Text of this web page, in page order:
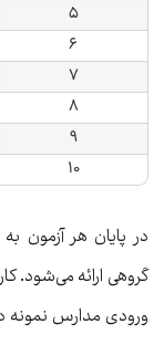
۵
۶
۷
۸
۹
۱۰
در پایان هر آزمون
گروهی ارائه می‌شود.
ورودی مدارس نمونه